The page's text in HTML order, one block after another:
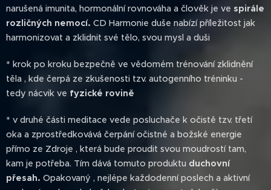
narušená imunita, hormonální rovnováha a člověk je ve spirále
rozličných nemocí. CD Harmonie duše nabízí příležitost jak
harmonizovat a zklidnit své tělo, svou mysl a duši
* krok po kroku bezpečně ve vědomém trénování zklidnění
těla , kde čerpá ze zkušenosti tzv. autogenního tréninku -
tedy nácvik ve fyzické rovině
* v druhé části meditace vede posluchače k očistě tzv. třetí
oka a zprostředkovává čerpání očistné a božské energie
přímo ze Zdroje , která bude proudit svou moudrostí tam,
kam je potřeba. Tím dává tomuto produktu duchovní
přesah. Opakovaný , nejlépe každodenní poslech a aktivní